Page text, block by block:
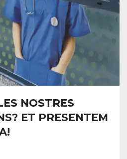
NOSTRES
ET PRESENTEM